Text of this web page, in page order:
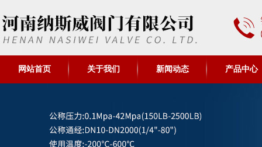
网站首页 关于我们 新闻动态 产品中心